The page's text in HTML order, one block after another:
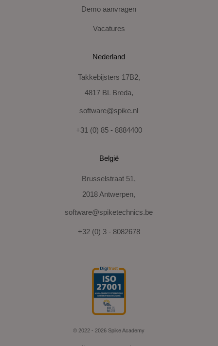
Demo aanvragen
Vacatures
Nederland
Takkebijsters 17B2,
4817 BL Breda,
software@spike.nl
+31 (0) 85 - 8884400
België
Brusselstraat 51,
2018 Antwerpen,
software@spiketechnics.be
+32 (0) 3 - 8082678
© 2022 - 2026 Spike Academy